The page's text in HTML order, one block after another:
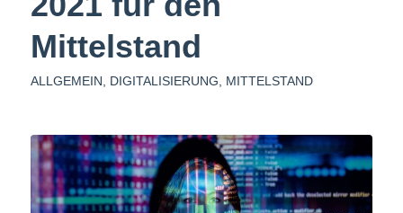
Mittelstand
ALLGEMEIN DIGITALISIERUNG MITTELSTAND